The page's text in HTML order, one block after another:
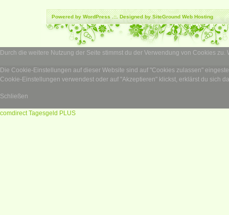
Powered byWordPress.::. Designed by SiteGroundWeb Hosting
Durch die weitere Nutzung der Seite stimmst du der Verwendung von Cookies zu.
Die Cookie-Einstellungen auf dieser Website sind auf "Cookies zulassen"
Cookie-Einstellungen verwendest oder auf "Akzeptieren" klickst, erklärst du sich
Schließen
comdirect Tagesgeld PLUS